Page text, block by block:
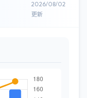
2026/08/02
更新